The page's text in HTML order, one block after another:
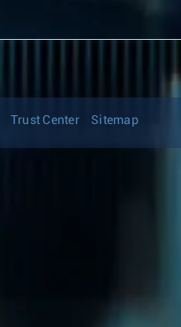
Trust Center Sitemap